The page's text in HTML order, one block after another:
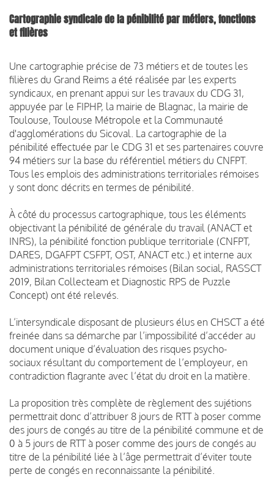
Cartographie syndicale de la pénibilité par métiers, fonctions
et filières
Une cartographie précise de 73 métiers et de toutes les
filières du Grand Reims a été réalisée par les experts
syndicaux, en prenant appui sur les travaux du CDG 31,
appuyée par le FIPHP, la mairie de Blagnac, la mairie de
Toulouse, Toulouse Métropole et la Communauté
d'agglomérations du Sicoval. La cartographie de la
pénibilité effectuée par le CDG 31 et ses partenaires couvre
94 métiers sur la base du référentiel métiers du CNFPT.
Tous les emplois des administrations territoriales rémoises
y sont donc décrits en termes de pénibilité.
À côté du processus cartographique, tous les éléments
objectivant la pénibilité de générale du travail (ANACT et
INRS), la pénibilité fonction publique territoriale (CNFPT,
DARES, DGAFPT CSFPT, OST, ANACT etc.) et interne aux
administrations territoriales rémoises (Bilan social, RASSCT
2019, Bilan Collecteam et Diagnostic RPS de Puzzle
Concept) ont été relevés.
L’intersyndicale disposant de plusieurs élus en CHSCT a été
freinée dans sa démarche par l’impossibilité d’accéder au
document unique d’évaluation des risques psycho-
sociaux résultant du comportement de l’employeur, en
contradiction flagrante avec l’état du droit en la matière.
La proposition très complète de règlement des sujétions
permettrait donc d’attribuer 8 jours de RTT à poser comme
des jours de congés au titre de la pénibilité commune et de
0 à 5 jours de RTT à poser comme des jours de congés au
titre de la pénibilité liée à l’âge permettrait d’éviter toute
perte de congés en reconnaissante la pénibilité.